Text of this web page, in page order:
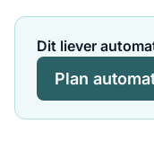
Dit liever
Plan